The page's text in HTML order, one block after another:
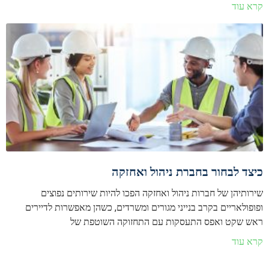
קרא עוד
כיצד לבחור בחברת ניהול ואחזקה
שירותיהן של חברות ניהול ואחזקה הפכו להיות שירותים נפוצים
ופופולאריים בקרב בנייני מגורים ומשרדים, כשהן מאפשרות לדיירים
ראש שקט ואפס התעסקות עם התחזוקה השוטפת של
קרא עוד